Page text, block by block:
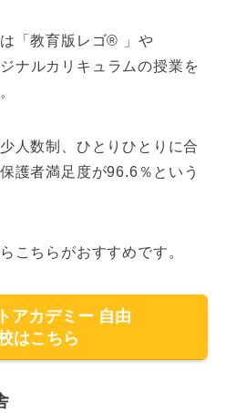
「教育版レゴ® 」や
ナルカリキュラムの授業を
人数制、ひとりひとりに合
護者満足度が96.6％という
こちらがおすすめです。
アカデミー 自由
はこちら